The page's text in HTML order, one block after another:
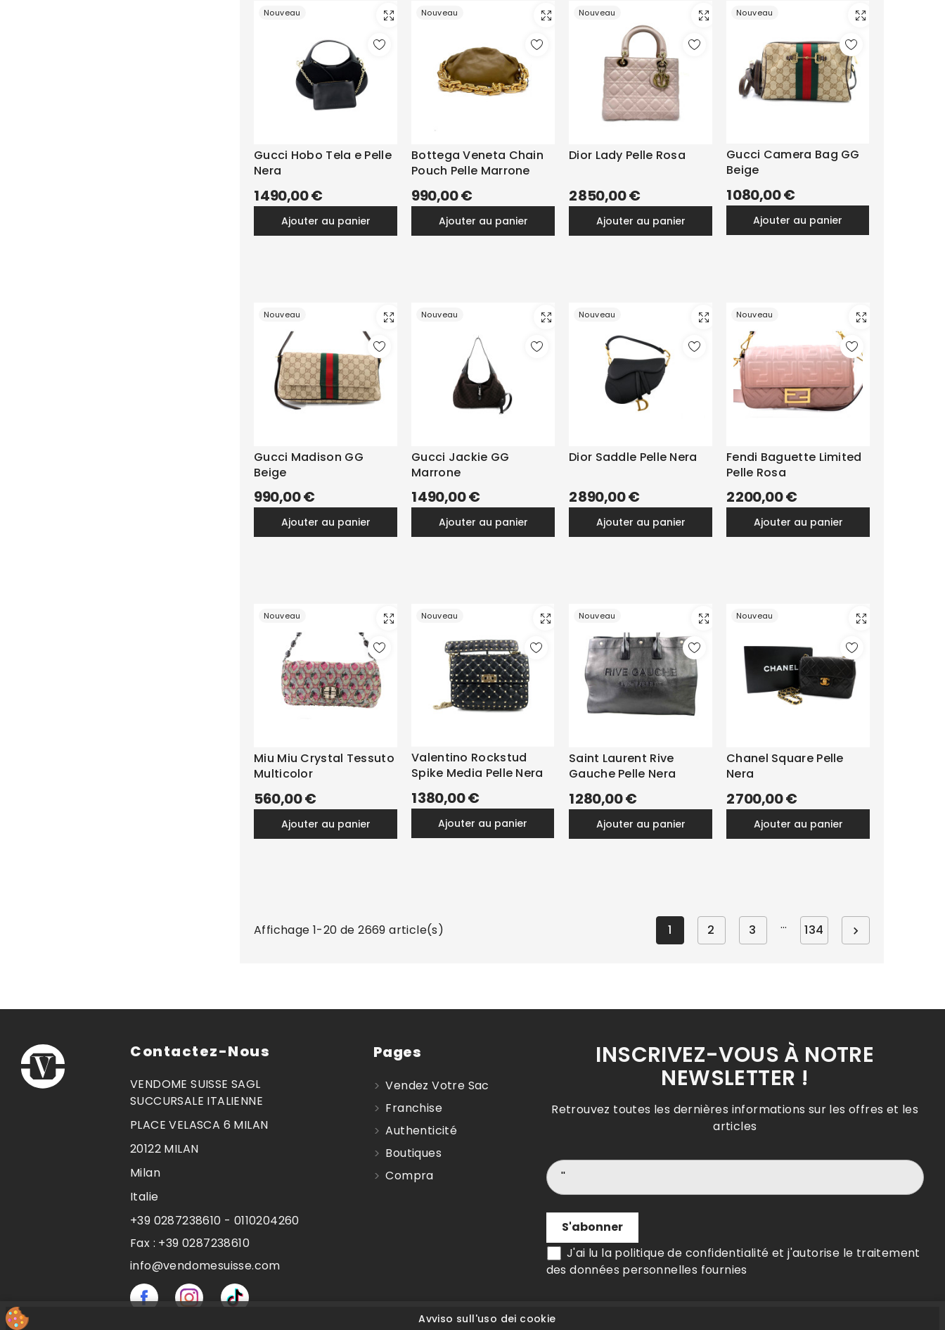
Nouveau
Gucci Hobo Tela e Pelle
Nera
1 490,00 €
ajouter au panier
Nouveau
Bottega Veneta Chain
Pouch Pelle Marrone
990,00 €
ajouter au panier
Nouveau
Dior Lady Pelle Rosa
2 850,00 €
ajouter au panier
Nouveau
Gucci Camera Bag GG
Beige
1 080,00 €
ajouter au panier
Nouveau
Gucci Madison GG
Beige
990,00 €
ajouter au panier
Nouveau
Gucci Jackie GG
Marrone
1 490,00 €
ajouter au panier
Nouveau
Dior Saddle Pelle Nera
2 890,00 €
ajouter au panier
Nouveau
Fendi Baguette Limited
Pelle Rosa
2 200,00 €
ajouter au panier
Nouveau
Miu Miu Crystal Tessuto
Multicolor
560,00 €
ajouter au panier
Nouveau
Valentino Rockstud
Spike Media Pelle Nera
1 380,00 €
ajouter au panier
Nouveau
Saint Laurent Rive
Gauche Pelle Nera
1 280,00 €
ajouter au panier
Nouveau
Chanel Square Pelle
Nera
2 700,00 €
ajouter au panier
Affichage 1-20 de 2669 article(s) 1 2 3 … 134 
INSCRIVEZ-VOUS À NOTRE
NEWSLETTER !
Retrouvez toutes les dernières informations sur les offres et les
articles
J'ai lu la politique de confidentialité et j'autorise le traitement
des données personnelles fournies
Contactez-Nous
VENDOME SUISSE SAGL
SUCCURSALE ITALIENNE
PLACE VELASCA 6 MILAN
20122 MILAN
Milan
Italie
+39 0287238610 - 0110204260
Fax : +39 0287238610
info@vendomesuisse.com
Pages
Vendez Votre Sac
Franchise
Authenticité
Boutiques
Compra
Avviso sull'uso dei cookie